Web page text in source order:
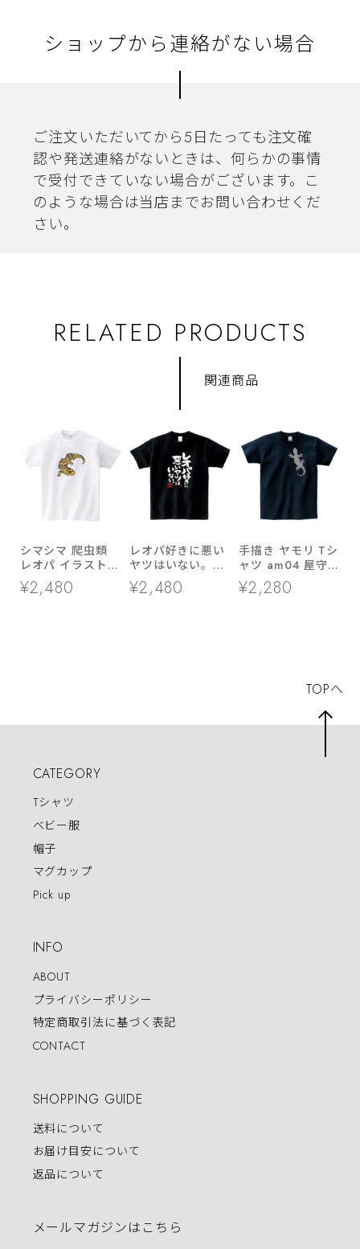
ショップから連絡がない場合
ご注文いただいてから5日たっても注文確
認や発送連絡がないときは、何らかの事情
で受付できていない場合がございます。こ
のような場合は当店までお問い合わせくだ
さい。
RELATED PRODUCTS
関連商品
シマシマ 爬虫類
レオパ イラスト T
シャツ am78 検
索） レオパードゲ
¥2,480
レオパ好きに悪い
ヤツはいない。
ka400-72 レオパ
ードゲッコー おも
¥2,480
手描き ヤモリ Tシ
ャツ am04 屋守
家を守る 幸福 動
物 縁起 生き物 爬
¥2,280
CATEGORY
Tシャツ
ベビー服
帽子
マグカップ
Pick up
INFO
ABOUT
プライバシーポリシー
特定商取引法に基づく表記
CONTACT
SHOPPING GUIDE
送料について
お届け目安について
返品について
メールマガジンはこちら
TOPへ